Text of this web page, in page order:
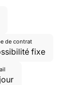
de contrat
fixe